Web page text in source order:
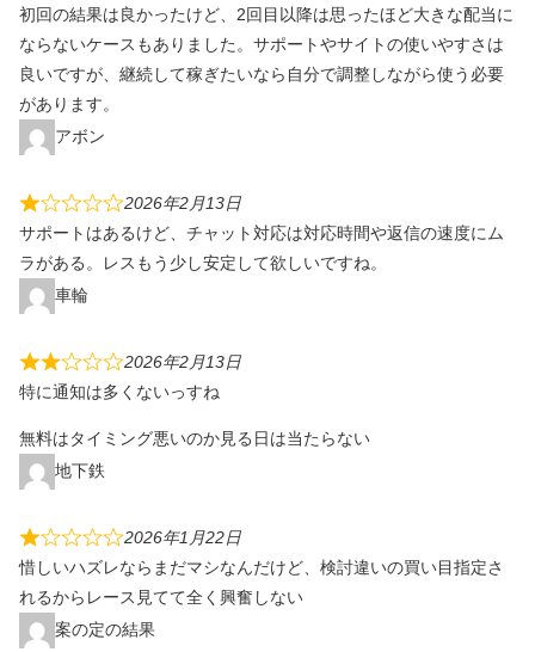
初回の結果は良かったけど、2回目以降は思ったほど大きな配当に
ならないケースもありました。サポートやサイトの使いやすさは
良いですが、継続して稼ぎたいなら自分で調整しながら使う必要
があります。
アボン
2026年2月13日
サポートはあるけど、チャット対応は対応時間や返信の速度にム
ラがある。レスもう少し安定して欲しいですね。
車輪
2026年2月13日
特に通知は多くないっすね
無料はタイミング悪いのか見る日は当たらない
地下鉄
2026年1月22日
惜しいハズレならまだマシなんだけど、検討違いの買い目指定さ
れるからレース見てて全く興奮しない
案の定の結果